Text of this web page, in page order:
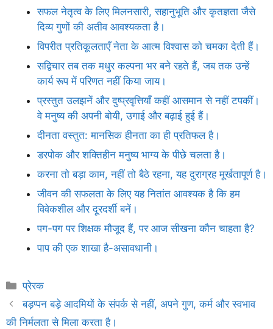
सफल नेतृत्व के लिए मिलनसारी, सहानुभूति और कृतज्ञता जैसे
दिव्य गुणों की अतीव आवश्यकता है।
विपरीत प्रतिकूलताएँ नेता के आत्म विश्वास को चमका देती हैं।
सद्विचार तब तक मधुर कल्पना भर बने रहते हैं, जब तक उन्हें
कार्य रूप में परिणत नहीं किया जाय।
प्रस्तुत उलझनें और दुष्प्रवृत्तियाँ कहीं आसमान से नहीं टपकीं।
वे मनुष्य की अपनी बोयी, उगाई और बढ़ाई हुई हैं।
दीनता वस्तुत: मानसिक हीनता का ही प्रतिफल है।
डरपोक और शक्तिहीन मनुष्य भाग्य के पीछे चलता है।
करना तो बड़ा काम, नहीं तो बैठे रहना, यह दुराग्रह मूर्खतापूर्ण है।
जीवन की सफलता के लिए यह नितांत आवश्यक है कि हम
विवेकशील और दूरदर्शी बनें।
पग-पग पर शिक्षक मौजूद हैं, पर आज सीखना कौन चाहता है?
पाप की एक शाखा है-असावधानी।
Categories
प्रेरक
बड़प्पन बड़े आदमियों के संपर्क से नहीं, अपने गुण, कर्म और स्वभाव
की निर्मलता से मिला करता है।